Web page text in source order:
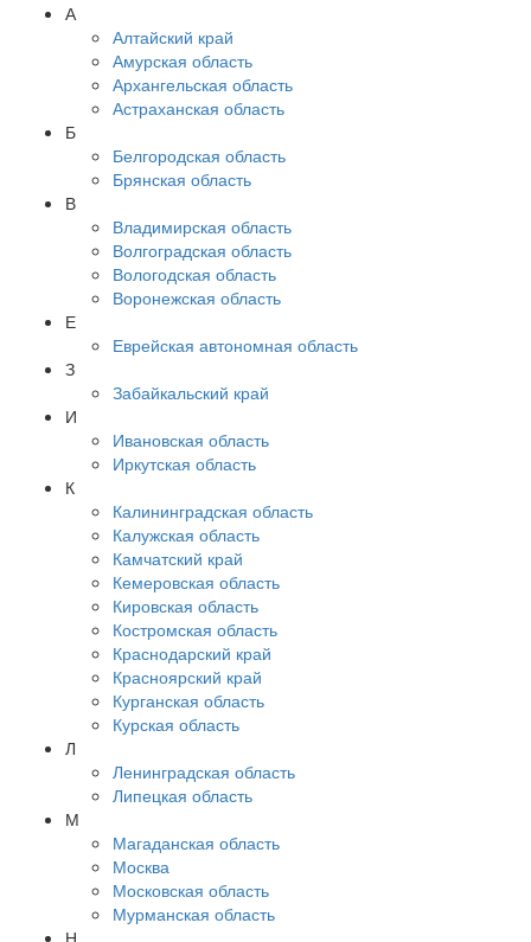
А
Алтайский край
Амурская область
Архангельская область
Астраханская область
Б
Белгородская область
Брянская область
В
Владимирская область
Волгоградская область
Вологодская область
Воронежская область
Е
Еврейская автономная область
З
Забайкальский край
И
Ивановская область
Иркутская область
К
Калининградская область
Калужская область
Камчатский край
Кемеровская область
Кировская область
Костромская область
Краснодарский край
Красноярский край
Курганская область
Курская область
Л
Ленинградская область
Липецкая область
М
Магаданская область
Москва
Московская область
Мурманская область
Н